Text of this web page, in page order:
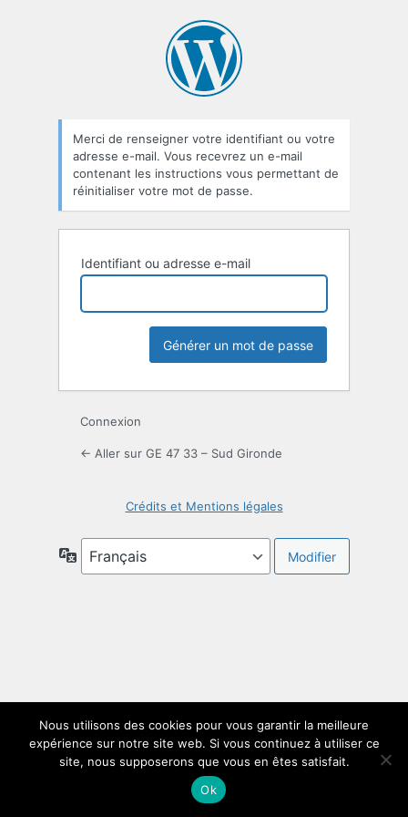
oublié
Merci de renseigner votre identifiant ou votre
adresse e-mail. Vous recevrez un e-mail
contenant les instructions vous permettant de
réinitialiser votre mot de passe.
Identifiant ou adresse e-mail
Connexion
← Aller sur GE 47 33 – Sud Gironde
Crédits et Mentions légales
Langue
Nous utilisons des cookies pour vous garantir la meilleure
expérience sur notre site web. Si vous continuez à utiliser ce
site, nous supposerons que vous en êtes satisfait.
Ok